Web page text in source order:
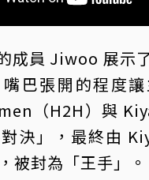
成員 Jiwoo 展示
巴張開的程度
（H2H）與
決」，最終由
被封為「王手」。